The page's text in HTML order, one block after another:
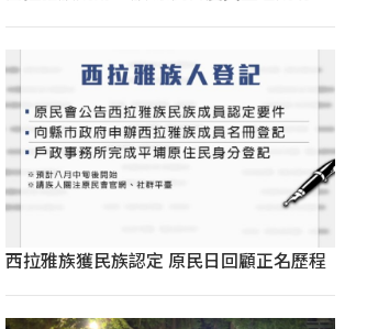
西拉雅族獲民族認定 原民日回顧正名歷程